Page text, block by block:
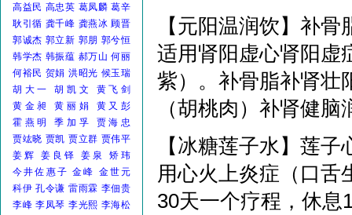
高益民 高忠英 葛凤麟 葛辛
耿引循 龚千峰 龚燕冰 顾晋
郭诚杰 郭立新 郭朋 郭兮恒
韩学杰 韩振蕴 郝万山 何丽
何裕民 贺娟 洪昭光 候玉瑞
胡大一
胡凯文
黄飞剑
黄金昶
黄丽娟
黄又彭
霍燕明
季加孚
贾海忠
贾竑晓 贾凯 贾立群 贾伟平
姜辉
姜良铎 姜泉
矫玮
今井佐惠子 金峰 金世元
科伊 孔令谦 雷雨霖 李佃贵
李峰 李凤琴 李光熙 李海松
【元阳温润饮】补
适用肾阳虚心肾阳虚
紫）。补骨脂补肾壮
（胡桃肉）补肾健脑
【冰糖莲子水】莲
用心火上炎症（口舌
30天一个疗程，休息